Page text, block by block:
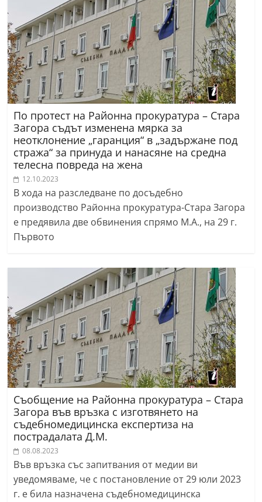
По протест на Районна прокуратура – Стара
Загора съдът изменена мярка за
неотклонение „гаранция“ в „задържане под
стража“ за принуда и нанасяне на средна
телесна повреда на жена
12.10.2023
В хода на разследване по досъдебно
производство Районна прокуратура-Стара Загора
е предявила две обвинения спрямо М.А., на 29 г.
Първото
Съобщение на Районна прокуратура – Стара
Загора във връзка с изготвянето на
съдебномедицинска експертиза на
пострадалата Д.М.
08.08.2023
Във връзка със запитвания от медии ви
уведомяваме, че с постановление от 29 юли 2023
г. е била назначена съдебномедицинска